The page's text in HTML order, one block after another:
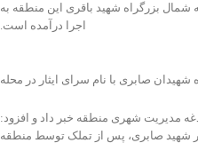
بزرگراه شهید باقری این منطقه به
اجرا درآمده است.
صابری با نام سرای ایثار در محله
مدیریت شهری منطقه خبر داد و افزود:
شهید صابری، پس از تملک توسط منطقه